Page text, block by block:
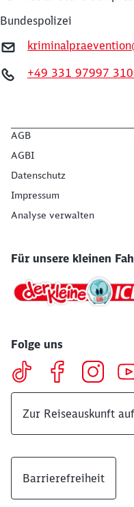
Bundespolizei
+49 331 97997
AGB
AGBI
Datenschutz
Impressum
Analyse verwalten
Für unsere kleinen
Folge uns
Zur Reiseauskunft
Barrierefreiheit